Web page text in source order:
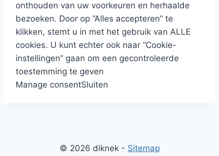
onthouden van uw voorkeuren en herhaalde
bezoeken. Door op “Alles accepteren” te
klikken, stemt u in met het gebruik van ALLE
cookies. U kunt echter ook naar “Cookie-
instellingen” gaan om een gecontroleerde
toestemming te geven
Manage consentSluiten
© 2026 diknek - Sitemap